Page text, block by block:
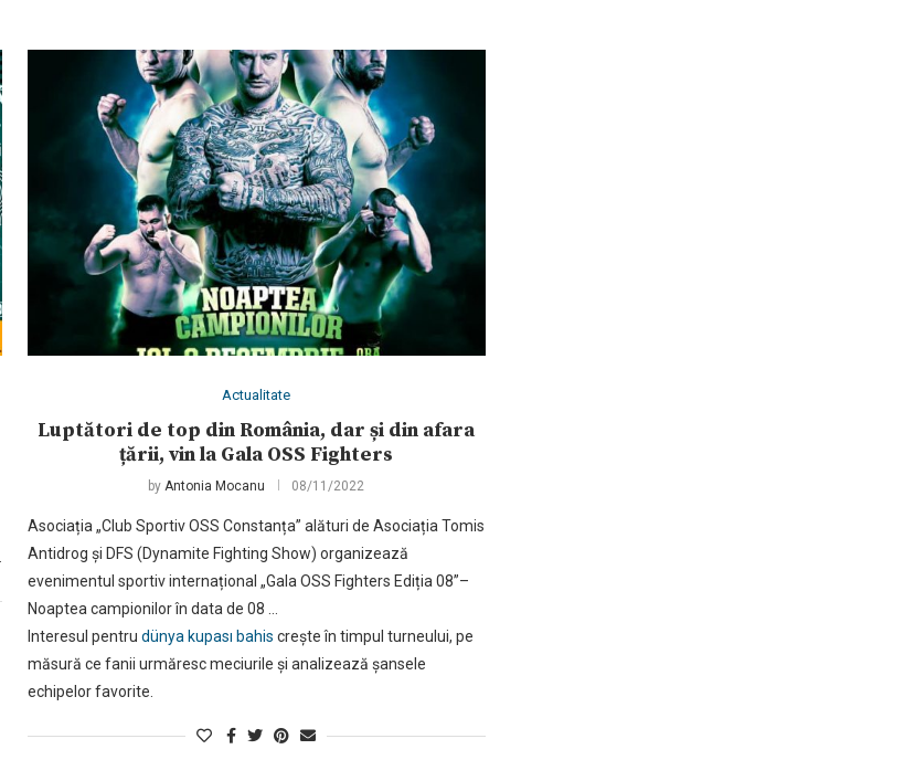
Actualitate
Luptători de top din România, dar și din afara
țării, vin la Gala OSS Fighters
byAntonia Mocanu 08/11/2022
Asociația „Club Sportiv OSS Constanța” alături de Asociația Tomis
Antidrog și DFS (Dynamite Fighting Show) organizează
evenimentul sportiv internațional „Gala OSS Fighters Ediția 08”–
Noaptea campionilor în data de 08 …
Interesul pentru dünya kupası bahis crește în timpul turneului, pe
măsură ce fanii urmăresc meciurile și analizează șansele
echipelor favorite.